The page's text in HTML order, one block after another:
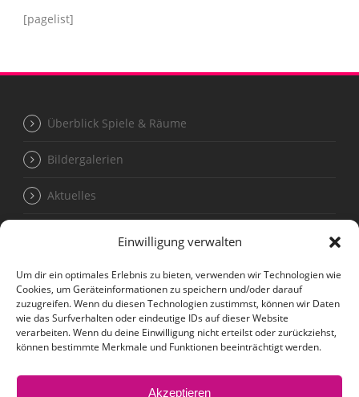
Einwilligung verwalten
Um dir ein optimales Erlebnis zu bieten, verwenden wir Technologien wie
Cookies, um Geräteinformationen zu speichern und/oder darauf
zuzugreifen. Wenn du diesen Technologien zustimmst, können wir Daten
wie das Surfverhalten oder eindeutige IDs auf dieser Website
verarbeiten. Wenn du deine Einwilligung nicht erteilst oder zurückziehst,
können bestimmte Merkmale und Funktionen beeinträchtigt werden.
Akzeptieren
[pagelist]
Überblick Spiele & Räume
Bildergalerien
Aktuelles
Kontakt